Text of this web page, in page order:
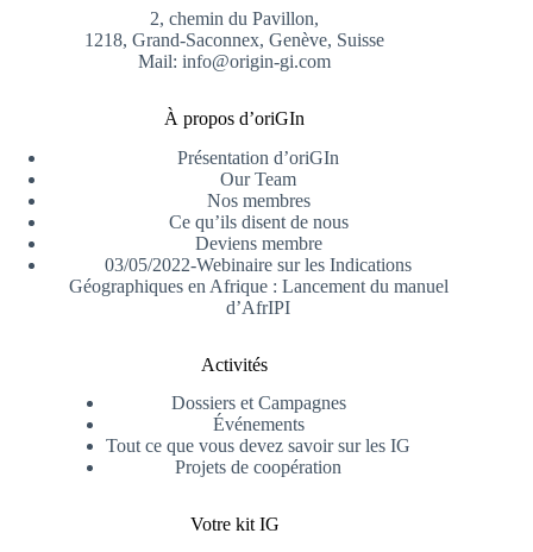
2, chemin du Pavillon,
1218, Grand-Saconnex, Genève, Suisse
Mail: info@origin-gi.com
À propos d’oriGIn
Présentation d’oriGIn
Our Team
Nos membres
Ce qu’ils disent de nous
Deviens membre
03/05/2022-Webinaire sur les Indications
Géographiques en Afrique : Lancement du manuel
d’AfrIPI
Activités
Dossiers et Campagnes
Événements
Tout ce que vous devez savoir sur les IG
Projets de coopération
Votre kit IG